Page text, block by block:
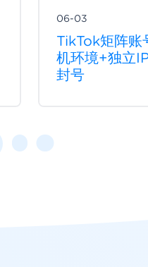
06-03
TikTok矩阵账
机环境+独立
封号